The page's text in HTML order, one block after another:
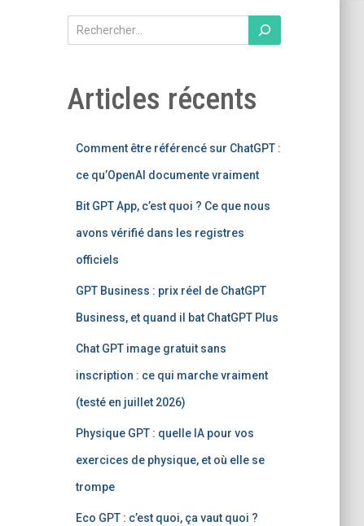
e
e
r
Articles récents
Comment être référencé sur ChatGPT :
ce qu’OpenAI documente vraiment
Bit GPT App, c’est quoi ? Ce que nous
avons vérifié dans les registres
officiels
GPT Business : prix réel de ChatGPT
Business, et quand il bat ChatGPT Plus
Chat GPT image gratuit sans
inscription : ce qui marche vraiment
(testé en juillet 2026)
Physique GPT : quelle IA pour vos
exercices de physique, et où elle se
trompe
Eco GPT : c’est quoi, ça vaut quoi ?